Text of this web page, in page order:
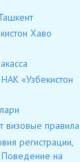
Хаво
«Узбекистон
визовые правила
регистрации,
на